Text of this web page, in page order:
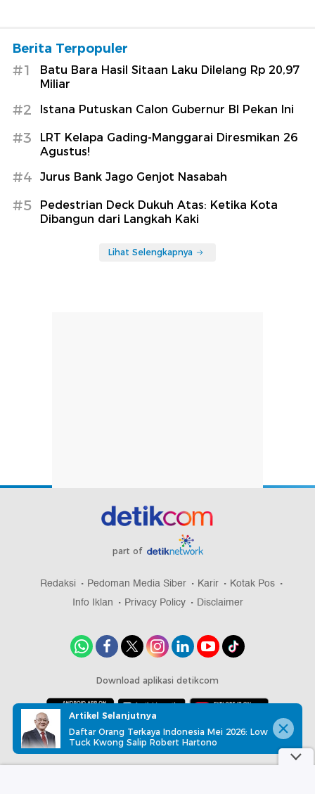
Berita Terpopuler
#1
Batu Bara Hasil Sitaan Laku Dilelang Rp 20,97
Miliar
#2 Istana Putuskan Calon Gubernur BI Pekan Ini
#3
LRT Kelapa Gading-Manggarai Diresmikan 26
Agustus!
#4 Jurus Bank Jago Genjot Nasabah
#5
Pedestrian Deck Dukuh Atas: Ketika Kota
Dibangun dari Langkah Kaki
Lihat Selengkapnya
part of
Redaksi Pedoman Media Siber Karir
Kotak Pos
Info Iklan
Privacy Policy Disclaimer
Download aplikasi detikcom
Copyright @ 2026 detikcom, All right reserved
Artikel Selanjutnya
Daftar Orang Terkaya Indonesia Mei 2026: Low
Tuck Kwong Salip Robert Hartono